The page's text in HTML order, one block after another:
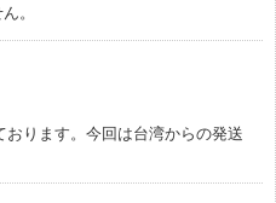
。
おります。今回は台湾からの発送